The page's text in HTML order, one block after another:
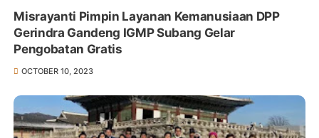
Misrayanti Pimpin Layanan Kemanusiaan DPP
Gerindra Gandeng IGMP Subang Gelar
Pengobatan Gratis
OCTOBER 10, 2023